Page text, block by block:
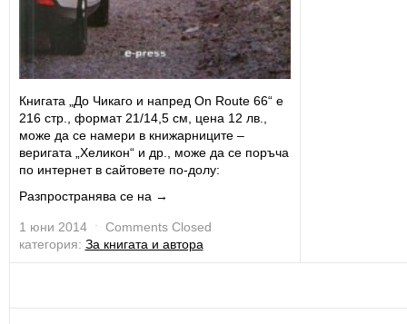
Книгата „До Чикаго и напред On Route 66“ е
216 стр., формат 21/14,5 см, цена 12 лв.,
може да се намери в книжарниците –
веригата „Хеликон“ и др., може да се поръча
по интернет в сайтовете по-долу:
Разпространява се на →
1 юни 2014 ˑ Comments Closed
категория: За книгата и автора